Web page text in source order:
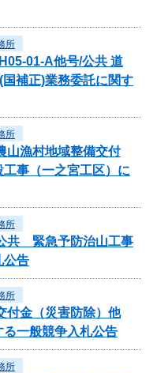
所
01-A他号/公共 道
補正)業務委託に関す
所
山漁村地域整備交付
事（一之宮工区）に
所
共 緊急予防治山工事
公告
所
付金（災害防除）他
一般競争入札公告
所